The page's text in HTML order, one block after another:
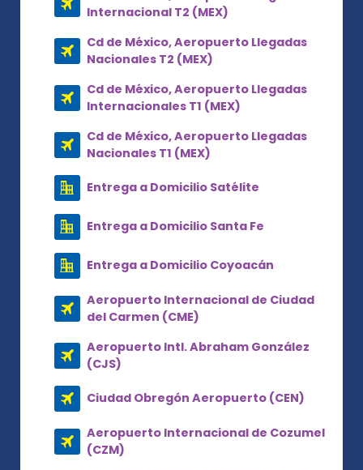
Internacional T2 (MEX)
Cd de México, Aeropuerto Llegadas
Nacionales T2 (MEX)
Cd de México, Aeropuerto Llegadas
Internacionales T1 (MEX)
Cd de México, Aeropuerto Llegadas
Nacionales T1 (MEX)
Entrega a Domicilio Satélite
Entrega a Domicilio Santa Fe
Entrega a Domicilio Coyoacán
Aeropuerto Internacional de Ciudad
del Carmen (CME)
Aeropuerto Intl. Abraham González
(CJS)
Ciudad Obregón Aeropuerto (CEN)
Aeropuerto Internacional de Cozumel
(CZM)